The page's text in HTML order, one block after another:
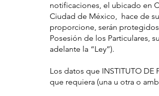
notificaciones, el ubicado en
Ciudad de México, hace de
proporcione, serán
Posesión de los Particulares,
adelante la “Ley”).
Los datos que INSTITUTO
que requiera (una u otra o